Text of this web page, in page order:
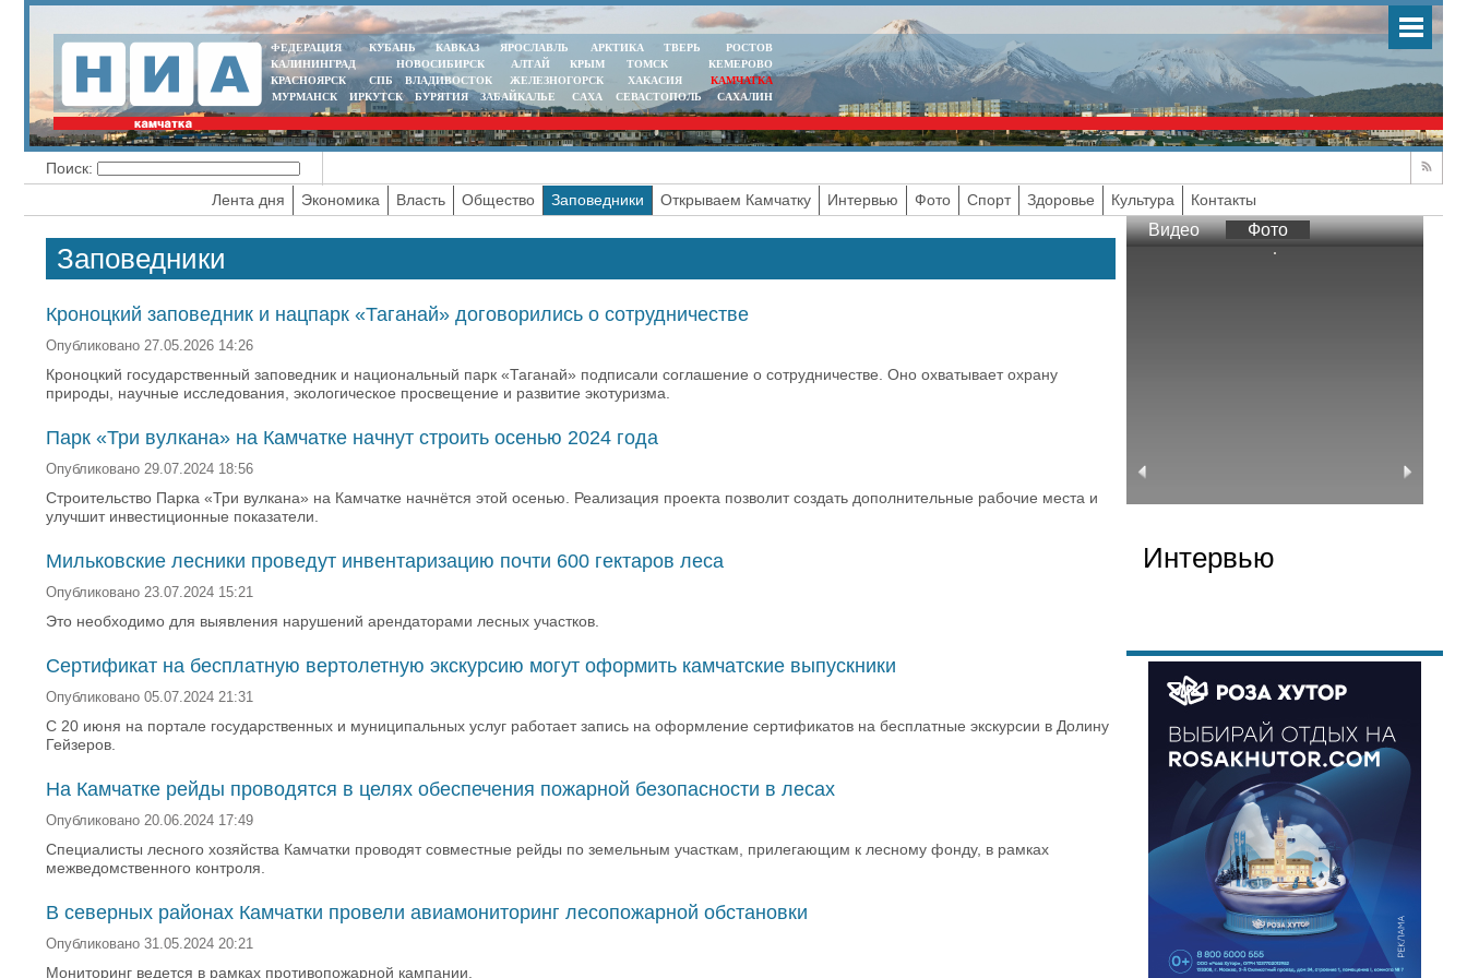
ФЕДЕРАЦИЯ КУБАНЬ КАВКАЗ ЯРОСЛАВЛЬ АРКТИКА ТВЕРЬ
РОСТОВ
КАЛИНИНГРАД
НОВОСИБИРСК АЛТАЙ КРЫМ ТОМСК
КЕМЕРОВО
КРАСНОЯРСК
СПБ ВЛАДИВОСТОК ЖЕЛЕЗНОГОРСК ХАКАСИЯ
КАМЧАТКА
МУРМАНСК
ИРКУТСК БУРЯТИЯ ЗАБАЙКАЛЬЕ САХА СЕВАСТОПОЛЬ САХАЛИН
Поиск:
Лента дня
Экономика Власть Общество Заповедники Открываем Камчатку Интервью Фото Спорт Здоровье Культура Контакты
Заповедники
Кроноцкий заповедник и нацпарк «Таганай» договорились о сотрудничестве
Опубликовано 27.05.2026 14:26
Кроноцкий государственный заповедник и национальный парк «Таганай» подписали соглашение о сотрудничестве. Оно охватывает охрану
природы, научные исследования, экологическое просвещение и развитие экотуризма.
Парк «Три вулкана» на Камчатке начнут строить осенью 2024 года
Опубликовано 29.07.2024 18:56
Строительство Парка «Три вулкана» на Камчатке начнётся этой осенью. Реализация проекта позволит создать дополнительные рабочие места и
улучшит инвестиционные показатели.
Мильковские лесники проведут инвентаризацию почти 600 гектаров леса
Опубликовано 23.07.2024 15:21
Это необходимо для выявления нарушений арендаторами лесных участков.
Сертификат на бесплатную вертолетную экскурсию могут оформить камчатские выпускники
Опубликовано 05.07.2024 21:31
С 20 июня на портале государственных и муниципальных услуг работает запись на оформление сертификатов на бесплатные экскурсии в Долину
Гейзеров.
На Камчатке рейды проводятся в целях обеспечения пожарной безопасности в лесах
Опубликовано 20.06.2024 17:49
Специалисты лесного хозяйства Камчатки проводят совместные рейды по земельным участкам, прилегающим к лесному фонду, в рамках
межведомственного контроля.
В северных районах Камчатки провели авиамониторинг лесопожарной обстановки
Опубликовано 31.05.2024 20:21
Мониторинг ведется в рамках противопожарной кампании.
Видео Фото
Интервью